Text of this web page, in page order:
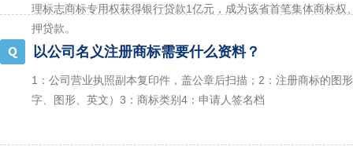
理标志商标专用权获得银行贷款1亿元，成为该省首笔集体商标权
押贷款。
以公司名义注册商标需要什么资料？
1：公司营业执照副本复印件，盖公章后扫描；2：注册商标的图
字、图形、英文）3：商标类别4：申请人签名档